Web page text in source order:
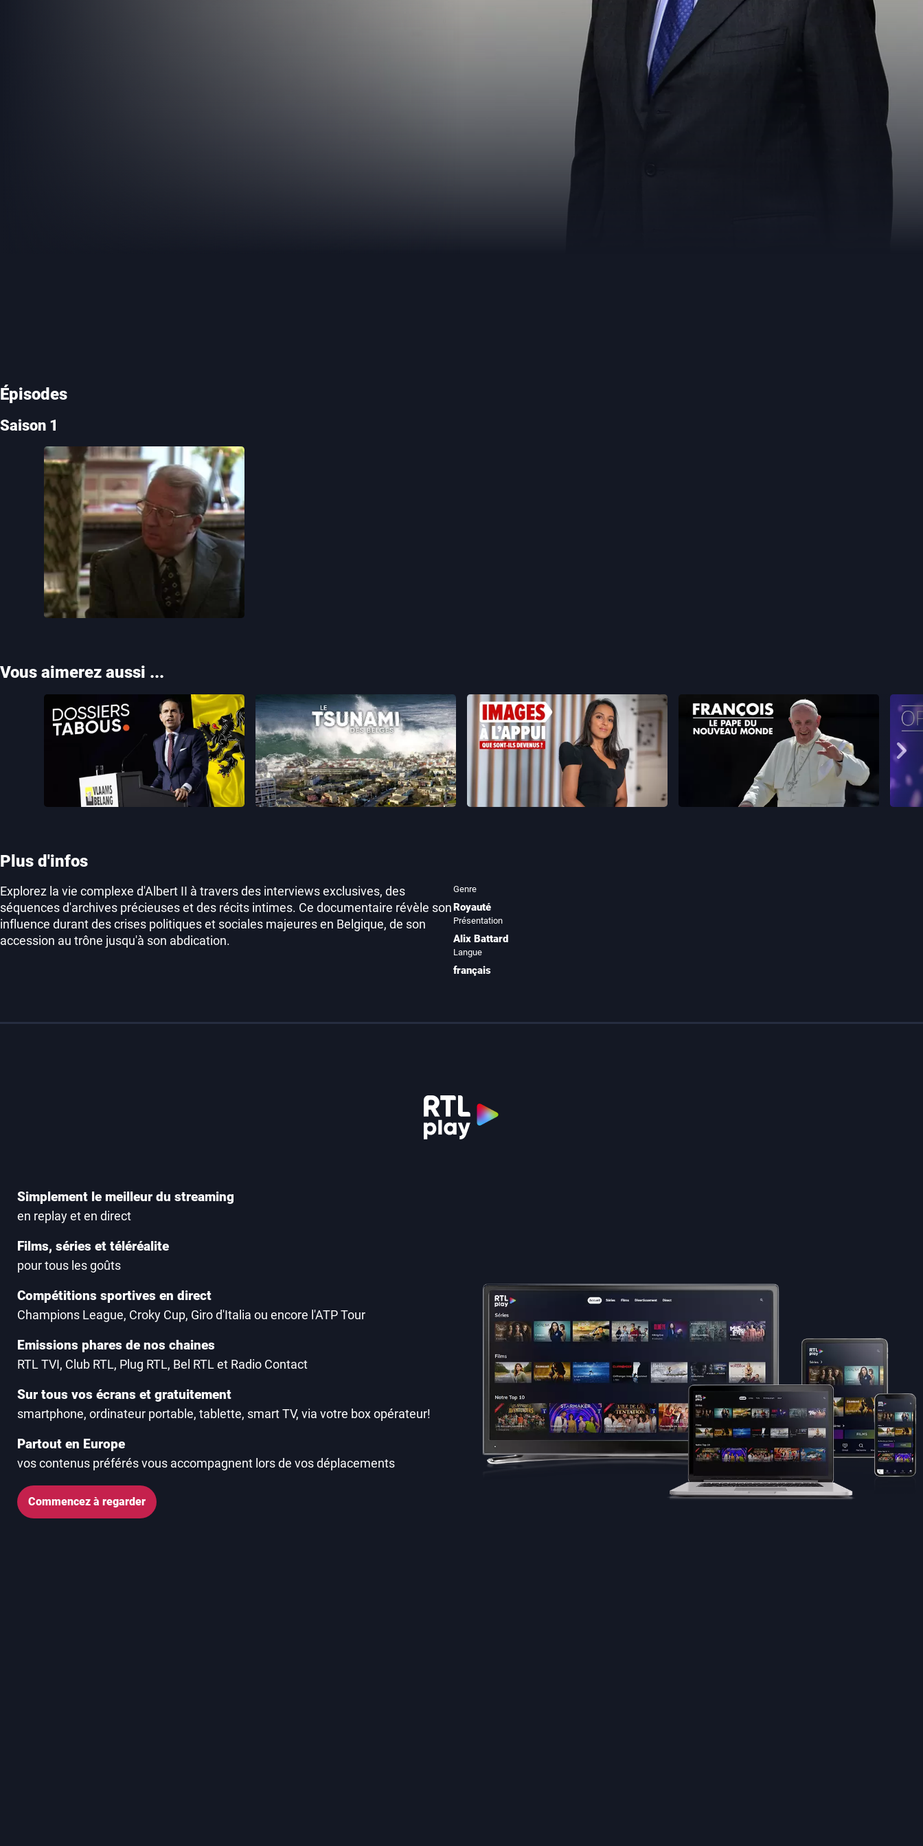
Épisodes
Saison 1
2. Albert II, les derniers secrets
2. Albert II, les derniers secrets
Durée
51 min
Explorez la vie complexe d'Albert II à
travers des interviews exclusives, des
séquences d'archives précieuses et des
récits intimes. Ce documentaire révèle son
influence durant des crises politiques et
sociales majeures en Belgique, de son
accession ...
Vous aimerez aussi ...
Dossiers tabous Le tsunami des Belges
Images à l'appui : que sont-ils
devenus ?
François : le pape du nouveau
monde
Plus d'infos
Explorez la vie complexe d'Albert II à travers des interviews exclusives, des
séquences d'archives précieuses et des récits intimes. Ce documentaire révèle son
influence durant des crises politiques et sociales majeures en Belgique, de son
accession au trône jusqu'à son abdication.
Genre
Royauté
Présentation
Alix Battard
Langue
français
Simplement le meilleur du streaming
en replay et en direct
Films, séries et téléréalite
pour tous les goûts
Compétitions sportives en direct
Champions League, Croky Cup, Giro d'Italia ou encore l'ATP Tour
Emissions phares de nos chaines
RTL TVI, Club RTL, Plug RTL, Bel RTL et Radio Contact
Sur tous vos écrans et gratuitement
smartphone, ordinateur portable, tablette, smart TV, via votre box opérateur!
Partout en Europe
vos contenus préférés vous accompagnent lors de vos déplacements
Commencez à regarder